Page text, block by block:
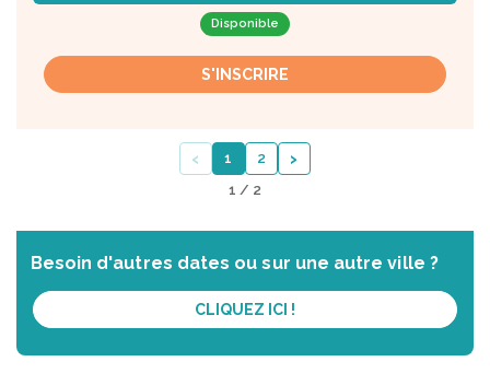
Disponible
S'INSCRIRE
‹ 1 2 ›
1 / 2
Besoin d'autres dates ou sur une autre ville ?
CLIQUEZ ICI !